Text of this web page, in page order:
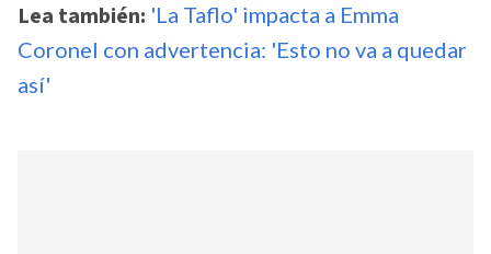
Lea también: 'La Taflo' impacta a Emma
Coronel con advertencia: 'Esto no va a quedar
así'